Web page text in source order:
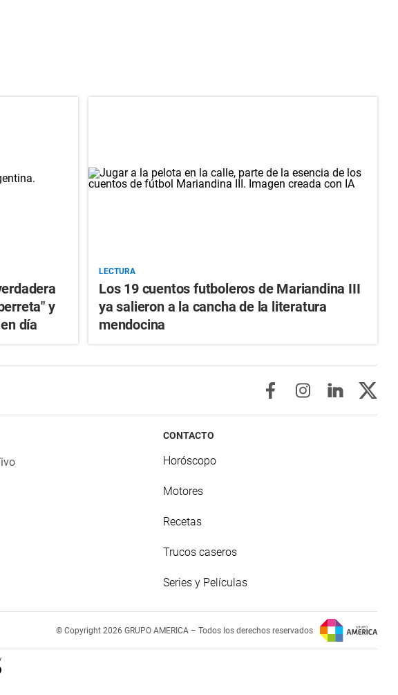
y
día
LECTURA
Los 19 cuentos futboleros de Mariandina III
ya salieron a la cancha de la literatura
mendocina
CONTACTO
Horóscopo
Motores
Recetas
Trucos caseros
Series y Películas
© Copyright 2026 GRUPO AMERICA – Todos los derechos reservados